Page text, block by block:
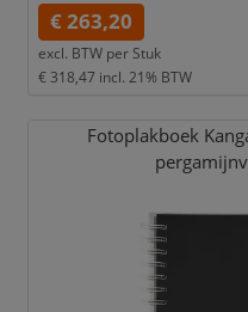
€ 263,20
excl. BTW per Stuk
€ 318,47 incl. 21% BTW
Fotoplakboek